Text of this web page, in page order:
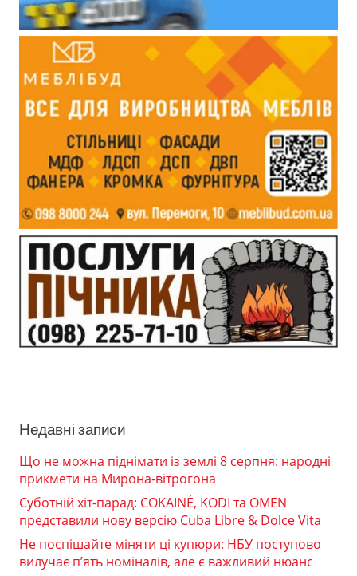
Недавні записи
Що не можна піднімати із землі 8 серпня: народні
прикмети на Мирона-вітрогона
Суботній хіт-парад: COKAINÉ, KODI та OMEN
представили нову версію Cuba Libre & Dolce Vita
Не поспішайте міняти ці купюри: НБУ поступово
вилучає п’ять номіналів, але є важливий нюанс